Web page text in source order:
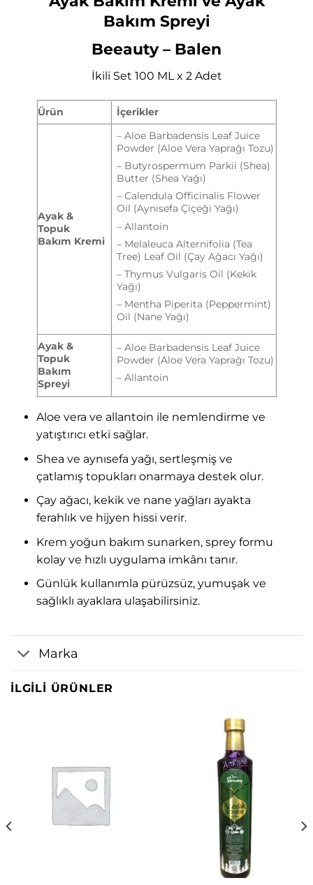
Bakım Spreyi
Beeauty – Balen
İkili Set 100 ML x 2 Adet
Ürün İçerikler
Ayak &
Topuk
Bakım Kremi
– Aloe Barbadensis Leaf Juice
Powder (Aloe Vera Yaprağı Tozu)
– Butyrospermum Parkii (Shea)
Butter (Shea Yağı)
– Calendula Officinalis Flower
Oil (Aynısefa Çiçeği Yağı)
– Allantoin
– Melaleuca Alternifolia (Tea
Tree) Leaf Oil (Çay Ağacı Yağı)
– Thymus Vulgaris Oil (Kekik
Yağı)
– Mentha Piperita (Peppermint)
Oil (Nane Yağı)
Ayak &
Topuk
Bakım
Spreyi
– Aloe Barbadensis Leaf Juice
Powder (Aloe Vera Yaprağı Tozu)
– Allantoin
Aloe vera ve allantoin ile nemlendirme ve
yatıştırıcı etki sağlar.
Shea ve aynısefa yağı, sertleşmiş ve
çatlamış topukları onarmaya destek olur.
Çay ağacı, kekik ve nane yağları ayakta
ferahlık ve hijyen hissi verir.
Krem yoğun bakım sunarken, sprey formu
kolay ve hızlı uygulama imkânı tanır.
Günlük kullanımla pürüzsüz, yumuşak ve
sağlıklı ayaklara ulaşabilirsiniz.
Marka
İLGILI ÜRÜNLER